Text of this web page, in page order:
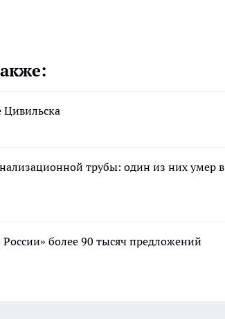
Цивильска
трубы: один из них умер в
более 90 тысяч предложений